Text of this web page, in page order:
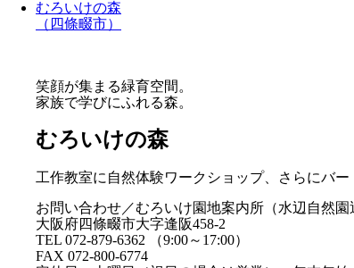
むろいけの森
（四條畷市）
笑顔が集まる緑育空間。
家族で学びにふれる森。
むろいけの森
工作教室に自然体験ワークショップ、さらにバ
お問い合わせ／むろいけ園地案内所（水辺自然園
大阪府四條畷市大字逢阪458-2
TEL 072-879-6362 （9:00～17:00）
FAX 072-800-6774